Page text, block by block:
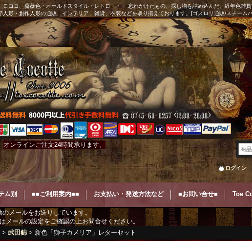
ココ、薔薇色・オールドスタイル・レトロ・・・ 忘れかけたもの、探し物を詰め込んだ、経年色雑
形・創作人形の通販、インテリア、雑貨、衣装などを取り揃えております。[ゴスロリ通販/スチーム
オンラインご注文24時間承ります。
ログイン
ム別 ■■ご利用案内■■ お支払い・発送方法など ■お問い合せ■ Toe
メールをお送りしています。
メールの設定をご確認の上お問合せください。
> 武田錦 > 新色「獅子カメリア」レターセット